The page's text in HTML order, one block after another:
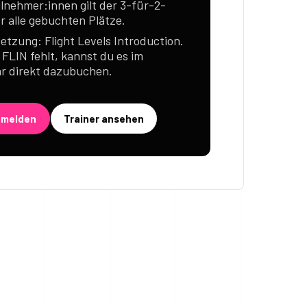
gilt der 3-für-2-
alle gebuchten Plätze.
Flight Levels Introduction.
fehlt, kannst du es im
direkt dazubuchen.
Trainer ansehen